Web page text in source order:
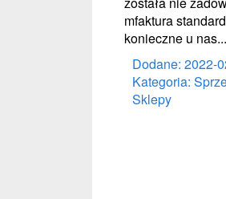
mfaktura
konieczne u
Dodane: 2022-
Kategoria:
Sklepy